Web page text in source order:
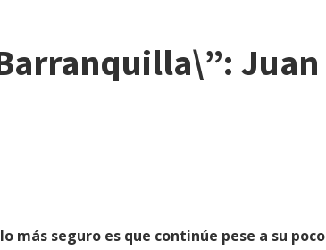
Juan
seguro es que continúe pese a su poco